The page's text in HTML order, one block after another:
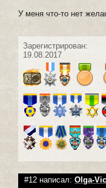
У меня что-то нет
Зарегистрирован:
19.08.2017
#12 написал: Olga-